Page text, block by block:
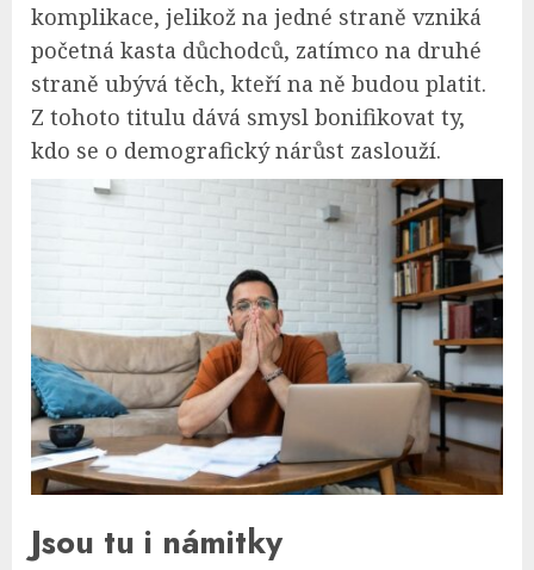
komplikace, jelikož na jedné straně vzniká
početná kasta důchodců, zatímco na druhé
straně ubývá těch, kteří na ně budou platit.
Z tohoto titulu dává smysl bonifikovat ty,
kdo se o demografický nárůst zaslouží.
Jsou tu i námitky